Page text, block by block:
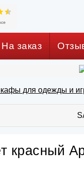
На заказ
для одежды и
красный